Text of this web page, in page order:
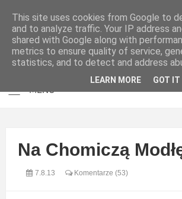
Na Chomiczą
7.8.13 Komentarze (53)
This site uses cookies from Google to
and to analyze traffic. Your IP address
shared with Google along with
metrics to ensure quality of service,
statistics, and to detect and address
LEARN MORE GOT IT